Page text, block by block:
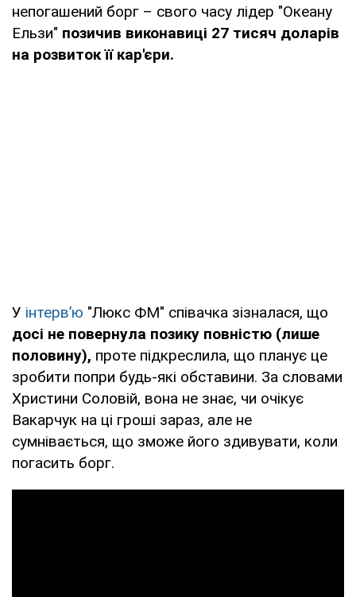
непогашений борг – свого часу лідер "Океану
Ельзи" позичив виконавиці 27 тисяч доларів
на розвиток її кар'єри.
У інтерв’ю "Люкс ФМ" співачка зізналася, що
досі не повернула позику повністю (лише
половину), проте підкреслила, що планує це
зробити попри будь-які обставини. За словами
Христини Соловій, вона не знає, чи очікує
Вакарчук на ці гроші зараз, але не
сумнівається, що зможе його здивувати, коли
погасить борг.